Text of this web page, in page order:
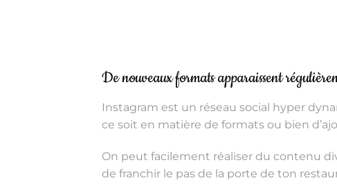
De nouveaux formats apparaissent
Instagram est un réseau social hyper
ce soit en matière de formats ou bien
On peut facilement réaliser du contenu
de franchir le pas de la porte de ton